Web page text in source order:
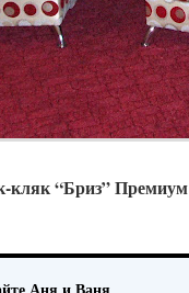
кляк “Бриз” Премиум